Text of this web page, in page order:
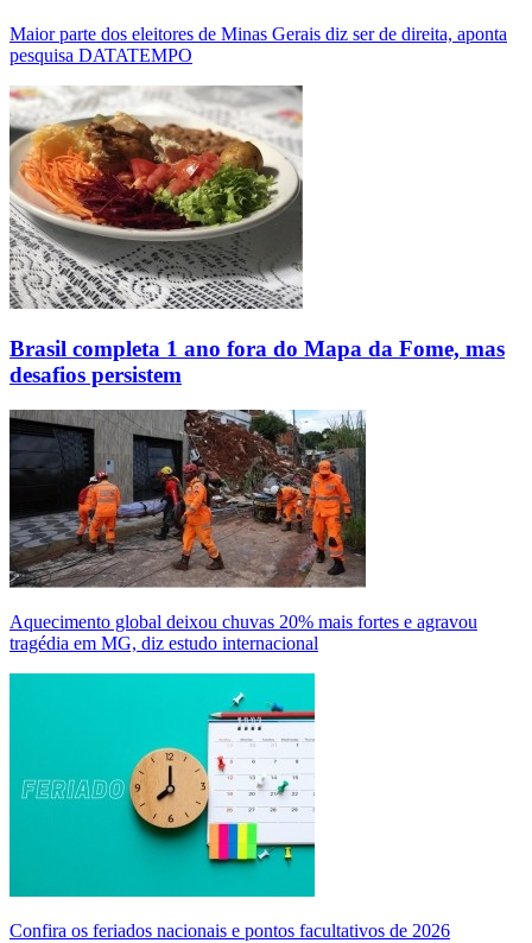
Maior parte dos eleitores de Minas Gerais diz ser de direita, aponta
pesquisa DATATEMPO
Brasil completa 1 ano fora do Mapa da Fome, mas
desafios persistem
Aquecimento global deixou chuvas 20% mais fortes e agravou
tragédia em MG, diz estudo internacional
Confira os feriados nacionais e pontos facultativos de 2026